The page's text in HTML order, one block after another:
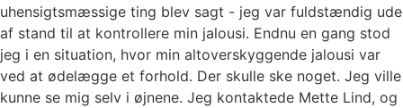
uhensigtsmæssige ting blev sagt - jeg var fuldstændig ude
af stand til at kontrollere min jalousi. Endnu en gang stod
jeg i en situation, hvor min altoverskyggende jalousi var
ved at ødelægge et forhold. Der skulle ske noget. Jeg ville
kunne se mig selv i øjnene. Jeg kontaktede Mette Lind, og